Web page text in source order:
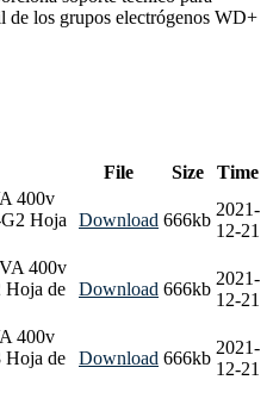
de los grupos electrógenos WD+
File Size
Time
400v
Hoja
Download 666kb
2021-
12-21
400v
Hoja de
Download 666kb
2021-
12-21
400v
Hoja de
Download 666kb
2021-
12-21